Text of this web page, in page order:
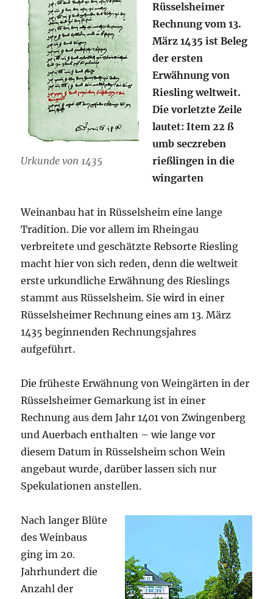
Urkunde von 1435
Rüsselsheimer
Rechnung vom 13.
März 1435 ist Beleg
der ersten
Erwähnung von
Riesling weltweit.
Die vorletzte Zeile
lautet: Item 22 ß
umb seczreben
rießlingen in die
wingarten
Weinanbau hat in Rüsselsheim eine lange
Tradition. Die vor allem im Rheingau
verbreitete und geschätzte Rebsorte Riesling
macht hier von sich reden, denn die weltweit
erste urkundliche Erwähnung des Rieslings
stammt aus Rüsselsheim. Sie wird in einer
Rüsselsheimer Rechnung eines am 13. März
1435 beginnenden Rechnungsjahres
aufgeführt.
Die früheste Erwähnung von Weingärten in der
Rüsselsheimer Gemarkung ist in einer
Rechnung aus dem Jahr 1401 von Zwingenberg
und Auerbach enthalten – wie lange vor
diesem Datum in Rüsselsheim schon Wein
angebaut wurde, darüber lassen sich nur
Spekulationen anstellen.
Nach langer Blüte
des Weinbaus
ging im 20.
Jahrhundert die
Anzahl der